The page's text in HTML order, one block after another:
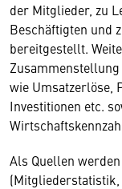
der Mitglieder, zu
Beschäftigten und
bereitgestellt.
wie Umsatzerlöse,
Investitionen etc.
Als Quellen